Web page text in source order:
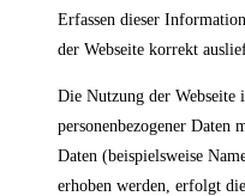
Erfassen dieser
der Webseite korrekt
Die Nutzung der Webseite
personenbezogener Daten
Daten (beispielsweise
erhoben werden, erfolgt